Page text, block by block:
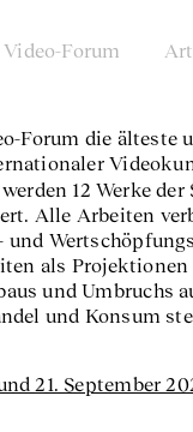
Video-Forum
Forum die älteste
werden 12 Werke
Alle Arbeiten
und
als
und Umbruchs
und Konsum
21. September